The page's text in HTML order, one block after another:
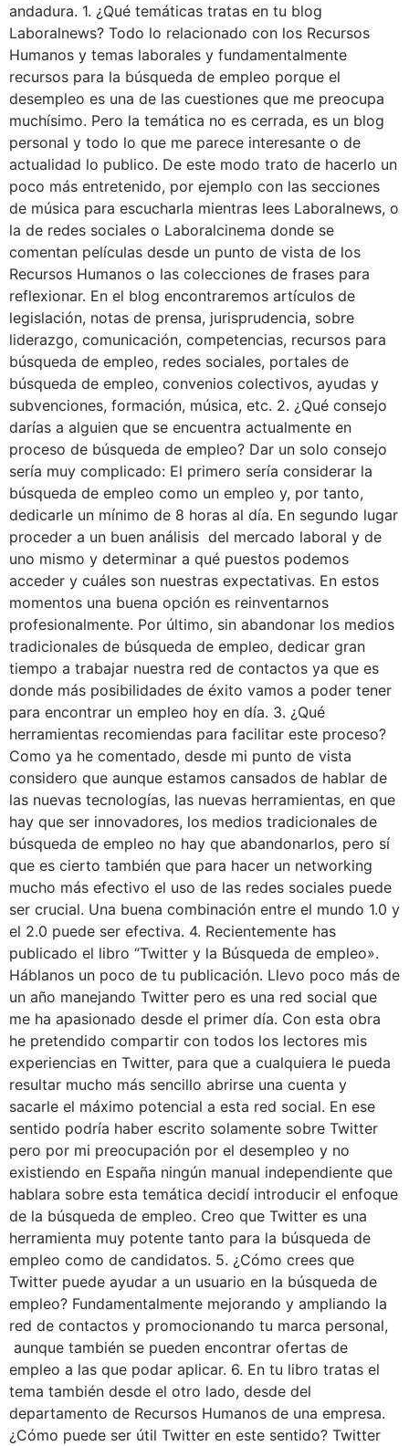
andadura. 1. ¿Qué temáticas tratas en tu blog
Laboralnews? Todo lo relacionado con los Recursos
Humanos y temas laborales y fundamentalmente
recursos para la búsqueda de empleo porque el
desempleo es una de las cuestiones que me preocupa
muchísimo. Pero la temática no es cerrada, es un blog
personal y todo lo que me parece interesante o de
actualidad lo publico. De este modo trato de hacerlo un
poco más entretenido, por ejemplo con las secciones
de música para escucharla mientras lees Laboralnews, o
la de redes sociales o Laboralcinema donde se
comentan películas desde un punto de vista de los
Recursos Humanos o las colecciones de frases para
reflexionar. En el blog encontraremos artículos de
legislación, notas de prensa, jurisprudencia, sobre
liderazgo, comunicación, competencias, recursos para
búsqueda de empleo, redes sociales, portales de
búsqueda de empleo, convenios colectivos, ayudas y
subvenciones, formación, música, etc. 2. ¿Qué consejo
darías a alguien que se encuentra actualmente en
proceso de búsqueda de empleo? Dar un solo consejo
sería muy complicado: El primero sería considerar la
búsqueda de empleo como un empleo y, por tanto,
dedicarle un mínimo de 8 horas al día. En segundo lugar
proceder a un buen análisis del mercado laboral y de
uno mismo y determinar a qué puestos podemos
acceder y cuáles son nuestras expectativas. En estos
momentos una buena opción es reinventarnos
profesionalmente. Por último, sin abandonar los medios
tradicionales de búsqueda de empleo, dedicar gran
tiempo a trabajar nuestra red de contactos ya que es
donde más posibilidades de éxito vamos a poder tener
para encontrar un empleo hoy en día. 3. ¿Qué
herramientas recomiendas para facilitar este proceso?
Como ya he comentado, desde mi punto de vista
considero que aunque estamos cansados de hablar de
las nuevas tecnologías, las nuevas herramientas, en que
hay que ser innovadores, los medios tradicionales de
búsqueda de empleo no hay que abandonarlos, pero sí
que es cierto también que para hacer un networking
mucho más efectivo el uso de las redes sociales puede
ser crucial. Una buena combinación entre el mundo 1.0 y
el 2.0 puede ser efectiva. 4. Recientemente has
publicado el libro “Twitter y la Búsqueda de empleo».
Háblanos un poco de tu publicación. Llevo poco más de
un año manejando Twitter pero es una red social que
me ha apasionado desde el primer día. Con esta obra
he pretendido compartir con todos los lectores mis
experiencias en Twitter, para que a cualquiera le pueda
resultar mucho más sencillo abrirse una cuenta y
sacarle el máximo potencial a esta red social. En ese
sentido podría haber escrito solamente sobre Twitter
pero por mi preocupación por el desempleo y no
existiendo en España ningún manual independiente que
hablara sobre esta temática decidí introducir el enfoque
de la búsqueda de empleo. Creo que Twitter es una
herramienta muy potente tanto para la búsqueda de
empleo como de candidatos. 5. ¿Cómo crees que
Twitter puede ayudar a un usuario en la búsqueda de
empleo? Fundamentalmente mejorando y ampliando la
red de contactos y promocionando tu marca personal,
aunque también se pueden encontrar ofertas de
empleo a las que podar aplicar. 6. En tu libro tratas el
tema también desde el otro lado, desde del
departamento de Recursos Humanos de una empresa.
¿Cómo puede ser útil Twitter en este sentido? Twitter